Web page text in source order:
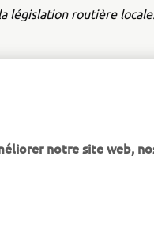
législation routière
notre site web,